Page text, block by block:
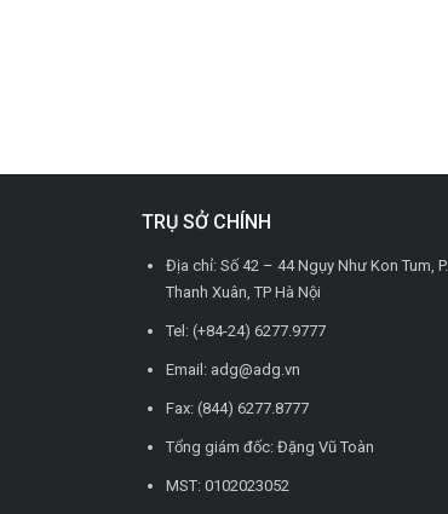
TRỤ SỞ CHÍNH
Địa chỉ: Số 42 – 44 Ngụy Như Kon Tum, P.
Thanh Xuân, TP Hà Nội
Tel: (+84-24) 6277.9777
Email: adg@adg.vn
Fax: (844) 6277.8777
Tổng giám đốc: Đặng Vũ Toàn
MST: 0102023052